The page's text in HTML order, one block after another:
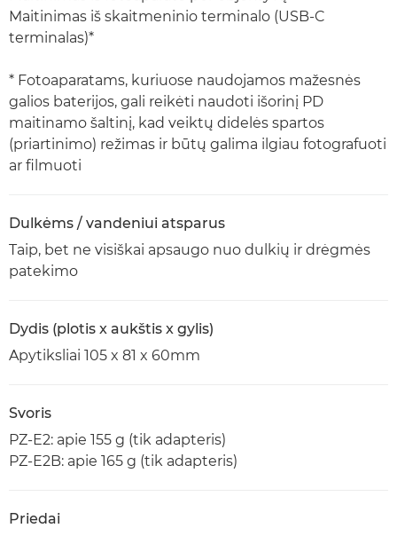
Maitinimas iš skaitmeninio terminalo (USB-C
terminalas)*
* Fotoaparatams, kuriuose naudojamos mažesnės
galios baterijos, gali reikėti naudoti išorinį PD
maitinamo šaltinį, kad veiktų didelės spartos
(priartinimo) režimas ir būtų galima ilgiau fotografuoti
ar filmuoti
Dulkėms / vandeniui atsparus
Taip, bet ne visiškai apsaugo nuo dulkių ir drėgmės
patekimo
Dydis (plotis x aukštis x gylis)
Apytiksliai 105 x 81 x 60mm
Svoris
PZ-E2: apie 155 g (tik adapteris)
PZ-E2B: apie 165 g (tik adapteris)
Priedai